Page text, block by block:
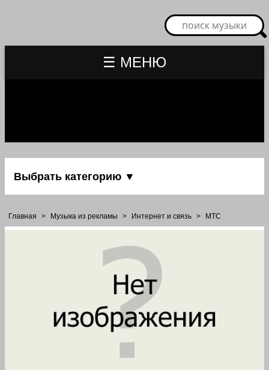
☰ МЕНЮ
Выбрать категорию ▼
Главная > Музыка из рекламы > Интернет и связь > МТС